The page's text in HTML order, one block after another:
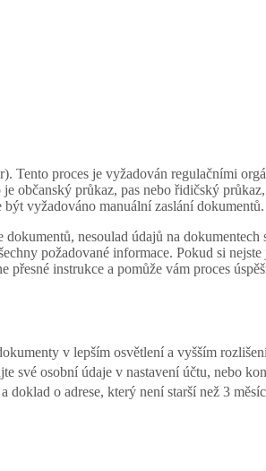
Tento proces je vyžadován regulačními
občanský průkaz, pas nebo řidičský
vyžadováno manuální zaslání dokumentů.
nesoulad údajů na
požadované informace. Pokud si
instrukce a pomůže vám proces
v lepším osvětlení a vyšším
své osobní údaje v nastavení účtu, nebo
doklad o adrese, který není starší než 3